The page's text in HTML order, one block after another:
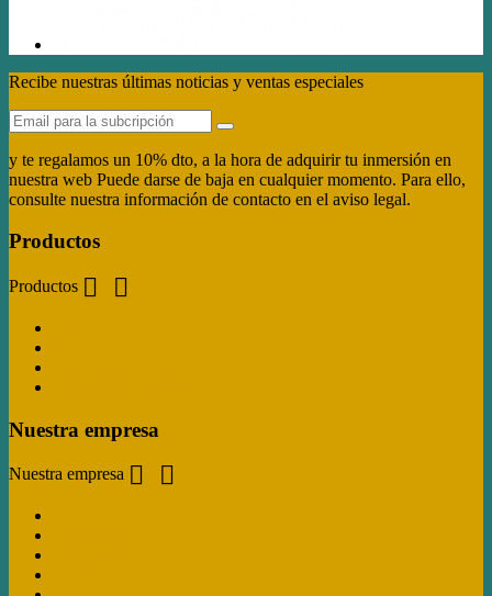
Recibe nuestras últimas noticias y ventas especiales
y te regalamos un 10% dto, a la hora de adquirir tu inmersión en
nuestra web Puede darse de baja en cualquier momento. Para ello,
consulte nuestra información de contacto en el aviso legal.
Productos
Productos  
Nuestra empresa
Nuestra empresa  